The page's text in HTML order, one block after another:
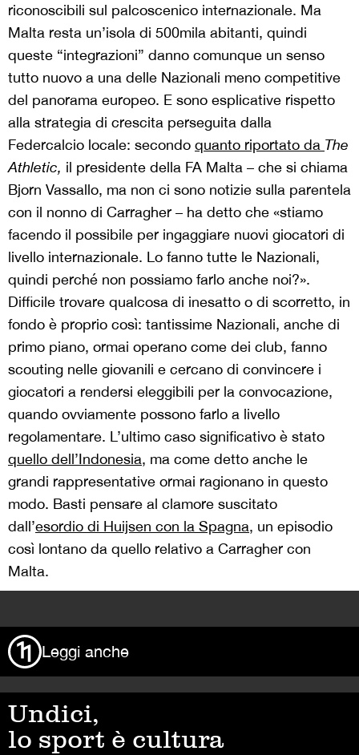
riconoscibili sul palcoscenico internazionale. Ma
Malta resta un’isola di 500mila abitanti, quindi
queste “integrazioni” danno comunque un senso
tutto nuovo a una delle Nazionali meno competitive
del panorama europeo. E sono esplicative rispetto
alla strategia di crescita perseguita dalla
Federcalcio locale: secondo quanto riportato da The
Athletic, il presidente della FA Malta – che si chiama
Bjorn Vassallo, ma non ci sono notizie sulla parentela
con il nonno di Carragher – ha detto che «stiamo
facendo il possibile per ingaggiare nuovi giocatori di
livello internazionale. Lo fanno tutte le Nazionali,
quindi perché non possiamo farlo anche noi?».
Difficile trovare qualcosa di inesatto o di scorretto, in
fondo è proprio così: tantissime Nazionali, anche di
primo piano, ormai operano come dei club, fanno
scouting nelle giovanili e cercano di convincere i
giocatori a rendersi eleggibili per la convocazione,
quando ovviamente possono farlo a livello
regolamentare. L’ultimo caso significativo è stato
quello dell’Indonesia, ma come detto anche le
grandi rappresentative ormai ragionano in questo
modo. Basti pensare al clamore suscitato
dall’esordio di Huijsen con la Spagna, un episodio
così lontano da quello relativo a Carragher con
Malta.
Leggi anche
Undici,
lo sport è cultura